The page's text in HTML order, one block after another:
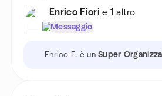
Enrico Fiori e 1 altro
Messaggio
Enrico F. è unSuper